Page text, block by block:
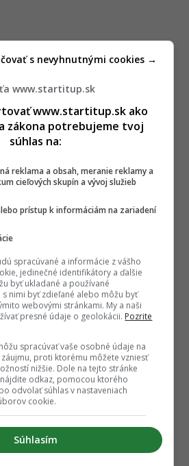
www.startitup.sk
www.startitup.sk ako
zákona potrebujeme tvoj
súhlas na:
reklama a obsah, meranie reklamy a
cieľových skupín a vývoj služieb
prístup k informáciám na zariadení
spracúvané a informácie z vášho
jedinečné identifikátory a ďalšie
byť ukladané a používané
nimi byť zdieľané alebo môžu byť
webovými stránkami. My a naši
presné údaje o geolokácii. Pozrite
spracúvať vaše osobné údaje na
proti ktorému môžete vzniesť
nižšie. Dole na tejto stránke
odkaz, pomocou ktorého
odvolať súhlas v nastaveniach
cookie.
Súhlasím
s nevyhnutnými cookies →